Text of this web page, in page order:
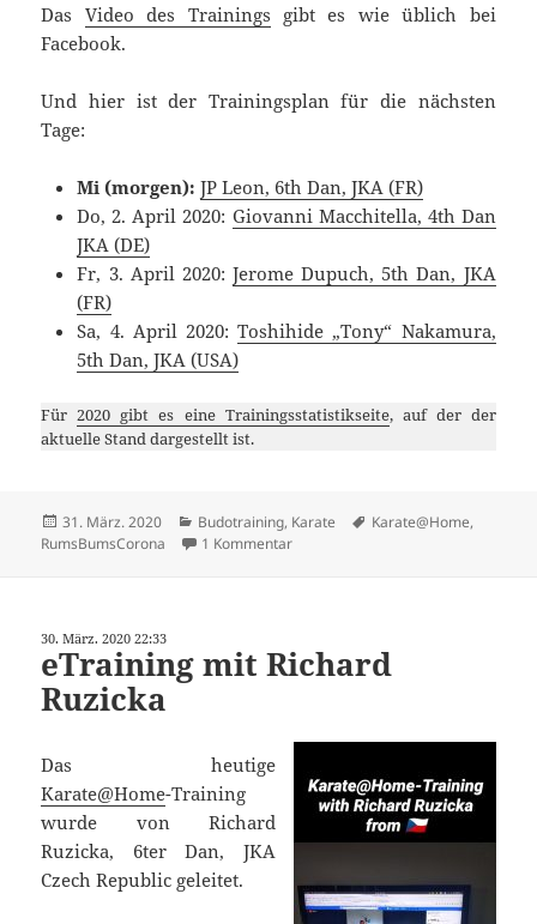
Das Video des Trainings gibt es wie üblich bei
Facebook.
Und hier ist der Trainingsplan für die nächsten
Tage:
Mi (morgen):JP Leon, 6th Dan, JKA (FR)
Do, 2. April 2020: Giovanni Macchitella, 4th Dan
JKA (DE)
Fr, 3. April 2020: Jerome Dupuch, 5th Dan, JKA
(FR)
Sa, 4. April 2020:Toshihide „Tony“ Nakamura,
5th Dan, JKA (USA)
Für2020 gibt es eine Trainingsstatistikseite, auf der der
aktuelle Stand dargestellt ist.
Veröffentlicht
am
31. März. 2020 Kategorien
Budotraining, Karate Schlagwörter
Karate@Home,
RumsBumsCorona
1 Kommentarzu eTraining mit Andor Széll
30. März. 2020 22:33
eTraining mit Richard
Ruzicka
Das heutige
Karate@Home-Training
wurde von Richard
Ruzicka, 6ter Dan, JKA
Czech Republic geleitet.